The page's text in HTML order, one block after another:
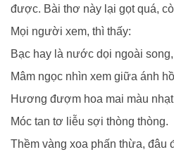
được. Bài thơ này lại gọt quá,
Mọi người xem, thì thấy:
Bạc hay là nước dọi ngoài song,
Mâm ngọc nhìn xem giữa ánh
Hương đượm hoa mai màu nhạt
Móc tan tơ liễu sợi thòng thòng.
Thềm vàng xoa phấn thừa, đâu